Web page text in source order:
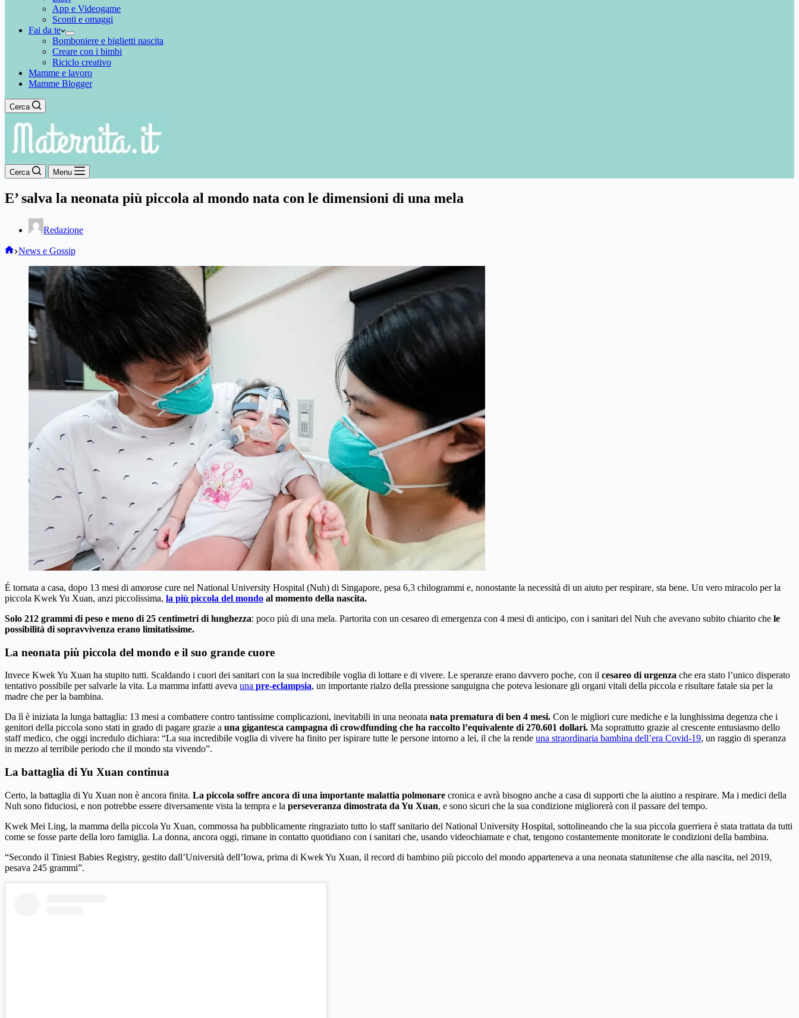
App e Videogame
Sconti e omaggi
Fai da te
Bomboniere e biglietti nascita
Creare con i bimbi
Riciclo creativo
Mamme e lavoro
Mamme Blogger
Cerca
Cerca Menu
E’ salva la neonata più piccola al mondo nata con le dimensioni di una mela
Redazione
Home
News e Gossip
É tornata a casa, dopo 13 mesi di amorose cure nel National University Hospital (Nuh) di Singapore, pesa 6,3 chilogrammi e, nonostante la necessità di un aiuto per respirare, sta bene. Un vero miracolo per la
piccola Kwek Yu Xuan, anzi piccolissima, la più piccola del mondo al momento della nascita.
Solo 212 grammi di peso e meno di 25 centimetri di lunghezza: poco più di una mela. Partorita con un cesareo di emergenza con 4 mesi di anticipo, con i sanitari del Nuh che avevano subito chiarito che le
possibilità di sopravvivenza erano limitatissime.
La neonata più piccola del mondo e il suo grande cuore
Invece Kwek Yu Xuan ha stupito tutti. Scaldando i cuori dei sanitari con la sua incredibile voglia di lottare e di vivere. Le speranze erano davvero poche, con il cesareo di urgenza che era stato l’unico disperato
tentativo possibile per salvarle la vita. La mamma infatti aveva una pre-eclampsia, un importante rialzo della pressione sanguigna che poteva lesionare gli organi vitali della piccola e risultare fatale sia per la
madre che per la bambina.
Da lì è iniziata la lunga battaglia: 13 mesi a combattere contro tantissime complicazioni, inevitabili in una neonata nata prematura di ben 4 mesi. Con le migliori cure mediche e la lunghissima degenza che i
genitori della piccola sono stati in grado di pagare grazie a una gigantesca campagna di crowdfunding che ha raccolto l’equivalente di 270.601 dollari. Ma soprattutto grazie al crescente entusiasmo dello
staff medico, che oggi incredulo dichiara: “La sua incredibile voglia di vivere ha finito per ispirare tutte le persone intorno a lei, il che la rende una straordinaria bambina dell’era Covid-19, un raggio di speranza
in mezzo al terribile periodo che il mondo sta vivendo”.
La battaglia di Yu Xuan continua
Certo, la battaglia di Yu Xuan non è ancora finita. La piccola soffre ancora di una importante malattia polmonare cronica e avrà bisogno anche a casa di supporti che la aiutino a respirare. Ma i medici della
Nuh sono fiduciosi, e non potrebbe essere diversamente vista la tempra e la perseveranza dimostrata da Yu Xuan, e sono sicuri che la sua condizione migliorerà con il passare del tempo.
Kwek Mei Ling, la mamma della piccola Yu Xuan, commossa ha pubblicamente ringraziato tutto lo staff sanitario del National University Hospital, sottolineando che la sua piccola guerriera è stata trattata da tutti
come se fosse parte della loro famiglia. La donna, ancora oggi, rimane in contatto quotidiano con i sanitari che, usando videochiamate e chat, tengono costantemente monitorate le condizioni della bambina.
“Secondo il Tiniest Babies Registry, gestito dall’Università dell’Iowa, prima di Kwek Yu Xuan, il record di bambino più piccolo del mondo apparteneva a una neonata statunitense che alla nascita, nel 2019,
pesava 245 grammi”.